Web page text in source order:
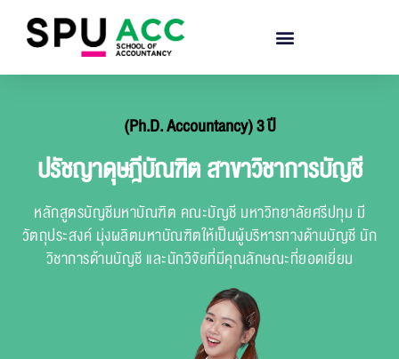
(Ph.D. Accountancy) 3 ปี
ปรัชญาดุษฎีบัณฑิต สาขาวิชาการบัญชี
หลักสูตรบัญชีมหาบัณฑิต คณะบัญชี มหาวิทยาลัยศรีปทุม มี
วัตถุประสงค์ มุ่งผลิตมหาบัณฑิตให้เป็นผู้บริหารทางด้านบัญชี นัก
วิชาการด้านบัญชี และนักวิจัยที่มีคุณลักษณะที่ยอดเยี่ยม